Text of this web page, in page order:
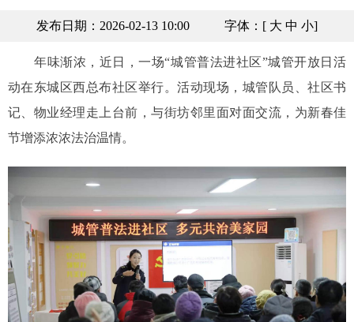
发布日期：2026-02-13 10:00 字体：[ 大 中 小]
年味渐浓，近日，一场“城管普法进社区”城管开放日活
动在东城区西总布社区举行。活动现场，城管队员、社区书
记、物业经理走上台前，与街坊邻里面对面交流，为新春佳
节增添浓浓法治温情。